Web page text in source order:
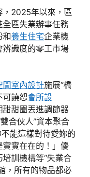
，2025年以來，區
區失業辦事任務
和養生住宅企業機
識度的零工市場
間室內設計施展“橋
可饒恕會所設
甜甜圈丟進調節器
合伙人”資本聚合
能這樣對待愛妳的
實實在在的！」優
訓機構等“失業合
，所有的物品都必